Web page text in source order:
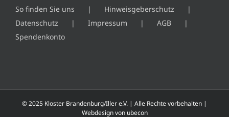
So finden Sie uns
Hinweisgeberschutz
Datenschutz
Impressum
AGB
Spendenkonto
© 2025 Kloster Brandenburg/Iller e.V. | Alle Rechte vorbehalten |
Webdesign von ubecon